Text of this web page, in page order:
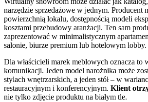
narzędzie sprzedażowe w jednym. Producent
powierzchnią lokalu, dostępnością modeli
kosztami przebudowy aranżacji. Ten sam
zaprezentować w minimalistycznym
salonie, biurze premium lub hotelowym lobby.
Dla właścicieli marek meblowych oznacza to
komunikacji. Jeden model narożnika może
stylach wnętrzarskich, a jeden stół – w
restauracyjnym i konferencyjnym. Klient
nie tylko zdjęcie produktu na białym tle.